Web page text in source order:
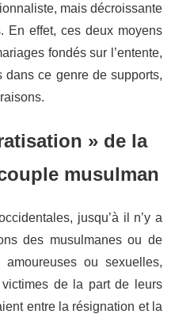
mais décroissante
En effet, ces deux moyens
fondés sur l’entente,
dans ce genre de supports,
» de la
musulman
jusqu’à il n’y a
des musulmanes ou de
ou sexuelles,
de la part de leurs
entre la résignation et la